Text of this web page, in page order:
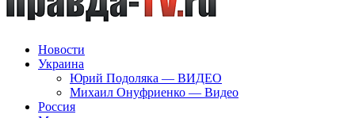
Новости
Украина
Юрий Подоляка — ВИДЕО
Михаил Онуфриенко — Видео
Россия